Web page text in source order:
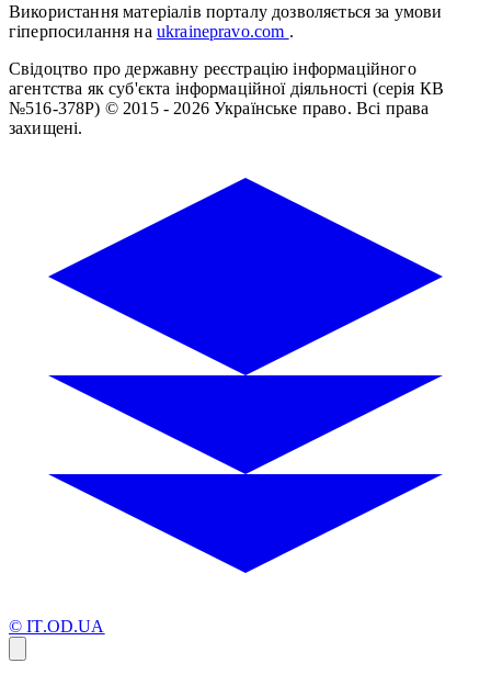
Використання матеріалів порталу дозволяється за умови
гіперпосилання на ukrainepravo.com .
Свідоцтво про державну реєстрацію інформаційного
агентства як суб'єкта інформаційної діяльності (серія КВ
№516-378Р) © 2015 - 2026 Українське право. Всі права
захищені.
© IT.OD.UA